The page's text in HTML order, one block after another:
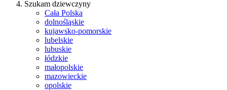
Szukam dziewczyny
Cała Polska
dolnośląskie
kujawsko-pomorskie
lubelskie
lubuskie
łódzkie
małopolskie
mazowieckie
opolskie